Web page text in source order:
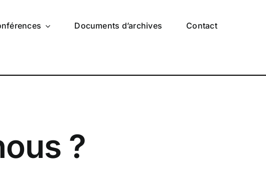
Documents d’archives Contact
?